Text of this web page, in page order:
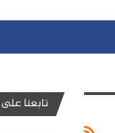
تابعنا